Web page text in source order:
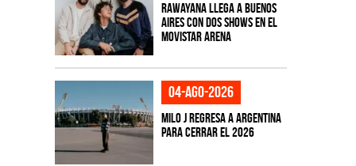
Rawayana llega a Buenos
Aires con dos shows en el
Movistar Arena
04-ago-2026
Milo J regresa a Argentina
para cerrar el 2026